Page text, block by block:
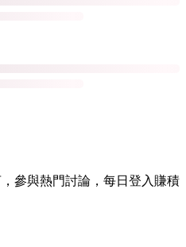
參與熱門討論，每日登入賺積